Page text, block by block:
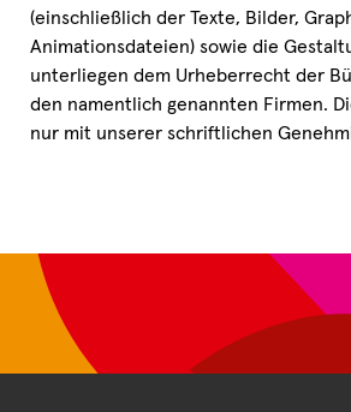
(einschließlich der Texte, Bilder,
Animationsdateien) sowie die
unterliegen dem Urheberrecht der
den namentlich genannten Firmen.
nur mit unserer schriftlichen